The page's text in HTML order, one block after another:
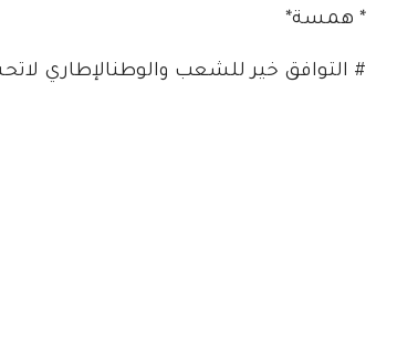
* همسة*
# التوافق خير للشعب والوطنالإطاري